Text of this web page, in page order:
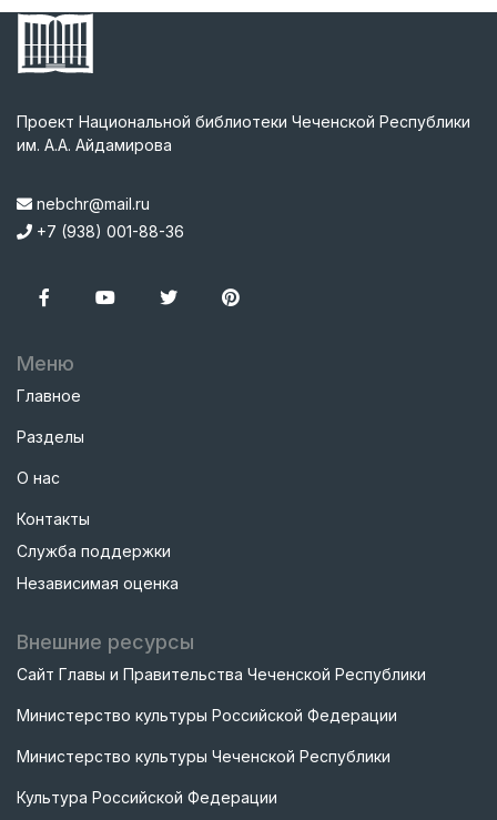
Проект Национальной библиотеки Чеченской Республики
им. А.А. Айдамирова
nebchr@mail.ru
+7 (938) 001-88-36
Меню
Главное
Разделы
О нас
Контакты
Служба поддержки
Независимая оценка
Внешние ресурсы
Сайт Главы и Правительства Чеченской Республики
Министерство культуры Российской Федерации
Министерство культуры Чеченской Республики
Культура Российской Федерации